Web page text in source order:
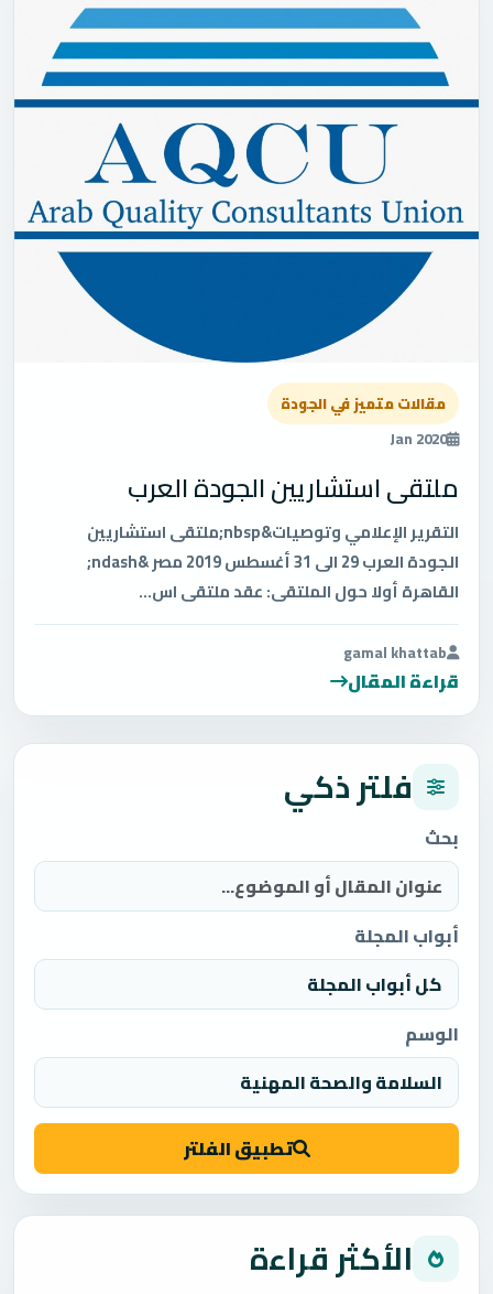
فلتر ذكي
بحث
أبواب المجلة
الوسم
تطبيق الفلتر
الأكثر قراءة
مقالات متميز في الجودة
Jan 2020
ملتقى استشاريين الجودة العرب
التقرير الإعلامي وتوصيات&nbsp;ملتقى استشاريين
الجودة العرب 29 الى 31 أغسطس 2019 مصر &ndash;
القاهرة أولا حول الملتقى: عقد ملتقى اس...
gamal khattab
قراءة المقال